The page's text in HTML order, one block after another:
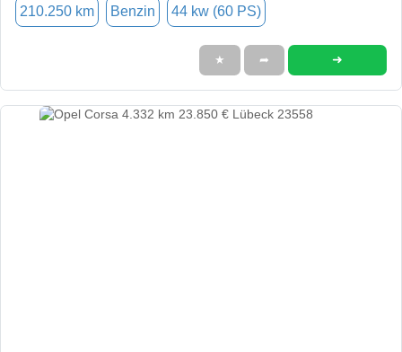
210.250 km Benzin 44 kw (60 PS)
★ ➦ ➜